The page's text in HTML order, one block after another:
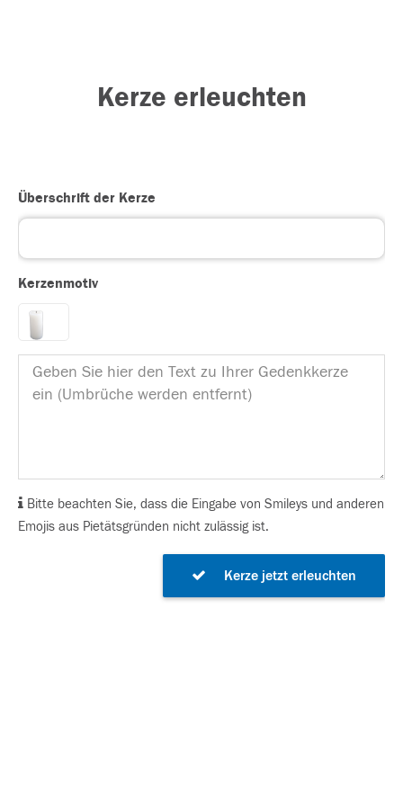
Kerze erleuchten
Überschrift der Kerze
Kerzenmotiv
Bitte beachten Sie, dass die Eingabe von Smileys und anderen
Emojis aus Pietätsgründen nicht zulässig ist.
Kerze jetzt erleuchten